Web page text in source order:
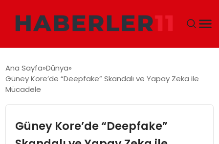
DÜNYA
Ana Sayfa Dünya
Güney Kore’de “Deepfake” Skandalı ve Yapay Zeka ile
Mücadele
Güney Kore’de “Deepfake”